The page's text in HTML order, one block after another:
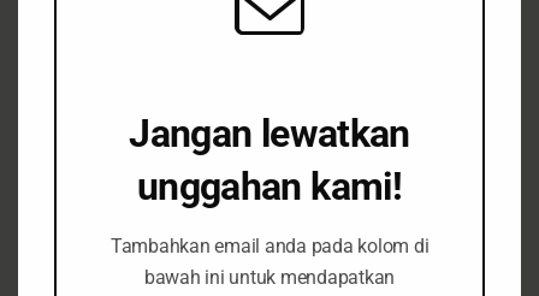
Timur di Ambang Kehancuran
Ekologis
Opini Siaran Pers January 15, 2025
Jangan lewatkan
unggahan kami!
Tambahkan email anda pada kolom di
bawah ini untuk mendapatkan